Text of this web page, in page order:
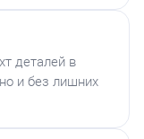
деталей в
и без лишних